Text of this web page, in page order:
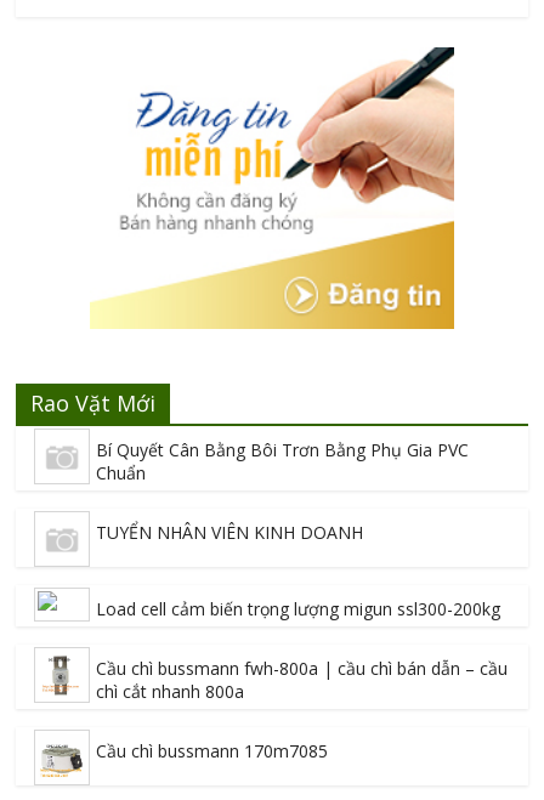
Rao Vặt Mới
Bí Quyết Cân Bằng Bôi Trơn Bằng Phụ Gia PVC
Chuẩn
TUYỂN NHÂN VIÊN KINH DOANH
Load cell cảm biến trọng lượng migun ssl300-200kg
Cầu chì bussmann fwh-800a | cầu chì bán dẫn – cầu
chì cắt nhanh 800a
Cầu chì bussmann 170m7085